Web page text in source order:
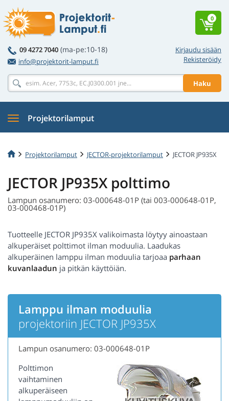
Kirjaudu sisään
Rekisteröidy
09 4272 7040 (ma-pe:10-18)
info@projektorit-lamput.fi
Haku
0
Projektorilamput
Projektorilamput JECTOR-projektorilamput JECTOR JP935X
JECTOR JP935X polttimo
Lampun osanumero: 03-000648-01P (tai 003-000648-01P,
03-000468-01P)
Tuotteelle JECTOR JP935X valikoimasta löytyy ainoastaan
alkuperäiset polttimot ilman moduulia. Laadukas
alkuperäinen lamppu ilman moduulia tarjoaa parhaan
kuvanlaadun ja pitkän käyttöiän.
Lamppu ilman moduulia
projektoriin JECTOR JP935X
Lampun osanumero: 03-000648-01P
Polttimon
vaihtaminen
alkuperäiseen